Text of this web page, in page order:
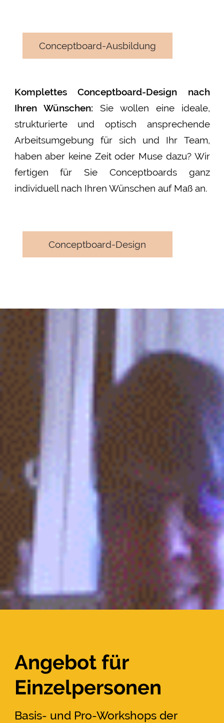
Conceptboard-Ausbildung
Komplettes Conceptboard-Design nach
Ihren Wünschen: Sie wollen eine ideale,
strukturierte und optisch ansprechende
Arbeitsumgebung für sich und Ihr Team,
haben aber keine Zeit oder Muse dazu? Wir
fertigen für Sie Conceptboards ganz
individuell nach Ihren Wünschen auf Maß an.
Conceptboard-Design
Angebot für
Einzelpersonen
Basis- und Pro-Workshops der